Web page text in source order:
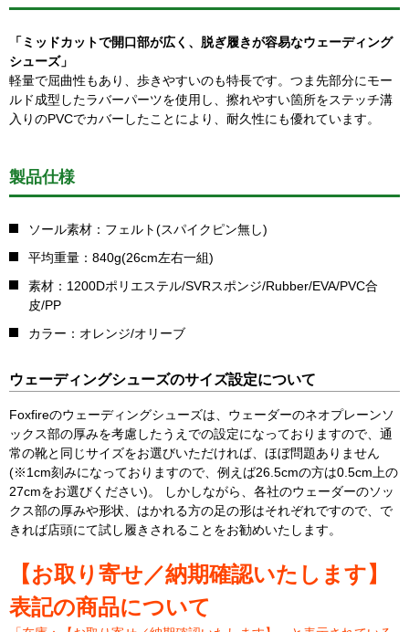
「ミッドカットで開口部が広く、脱ぎ履きが容易なウェーディング
シューズ」
軽量で屈曲性もあり、歩きやすいのも特長です。つま先部分にモー
ルド成型したラバーパーツを使用し、擦れやすい箇所をステッチ溝
入りのPVCでカバーしたことにより、耐久性にも優れています。
製品仕様
ソール素材：フェルト(スパイクピン無し)
平均重量：840g(26cm左右一組)
素材：1200Dポリエステル/SVRスポンジ/Rubber/EVA/PVC合
皮/PP
カラー：オレンジ/オリーブ
ウェーディングシューズのサイズ設定について
Foxfireのウェーディングシューズは、ウェーダーのネオプレーンソ
ックス部の厚みを考慮したうえでの設定になっておりますので、通
常の靴と同じサイズをお選びいただければ、ほぼ問題ありません
(※1cm刻みになっておりますので、例えば26.5cmの方は0.5cm上の
27cmをお選びください)。 しかしながら、各社のウェーダーのソッ
クス部の厚みや形状、はかれる方の足の形はそれぞれですので、で
きれば店頭にて試し履きされることをお勧めいたします。
【お取り寄せ／納期確認いたします】
表記の商品について